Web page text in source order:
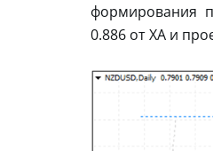
формирования
0.886 от XA и